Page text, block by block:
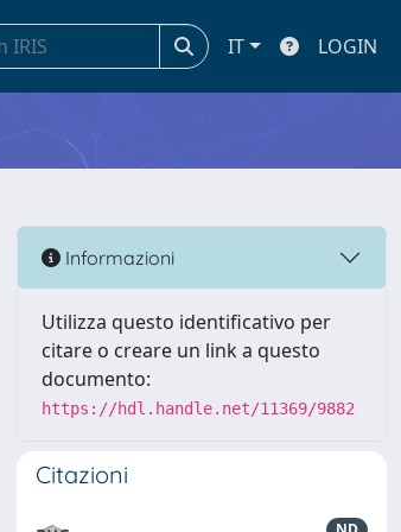
IT LOGIN
Informazioni
Utilizza questo identificativo per
citare o creare un link a questo
documento:
https://hdl.handle.net/11369/9882
Citazioni